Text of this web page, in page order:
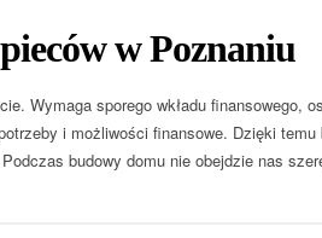
w Poznaniu
Wymaga sporego wkładu finansowego,
i możliwości finansowe. Dzięki
budowy domu nie obejdzie nas